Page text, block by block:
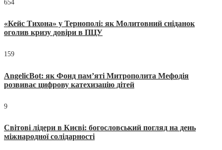
654
«Кейс Тихона» у Тернополі: як Молитовний сніданок
оголив кризу довіри в ПЦУ
159
AngelicBot: як Фонд пам’яті Митрополита Мефодія
розвиває цифрову катехизацію дітей
9
Світові лідери в Києві: богословський погляд на день
міжнародної солідарності